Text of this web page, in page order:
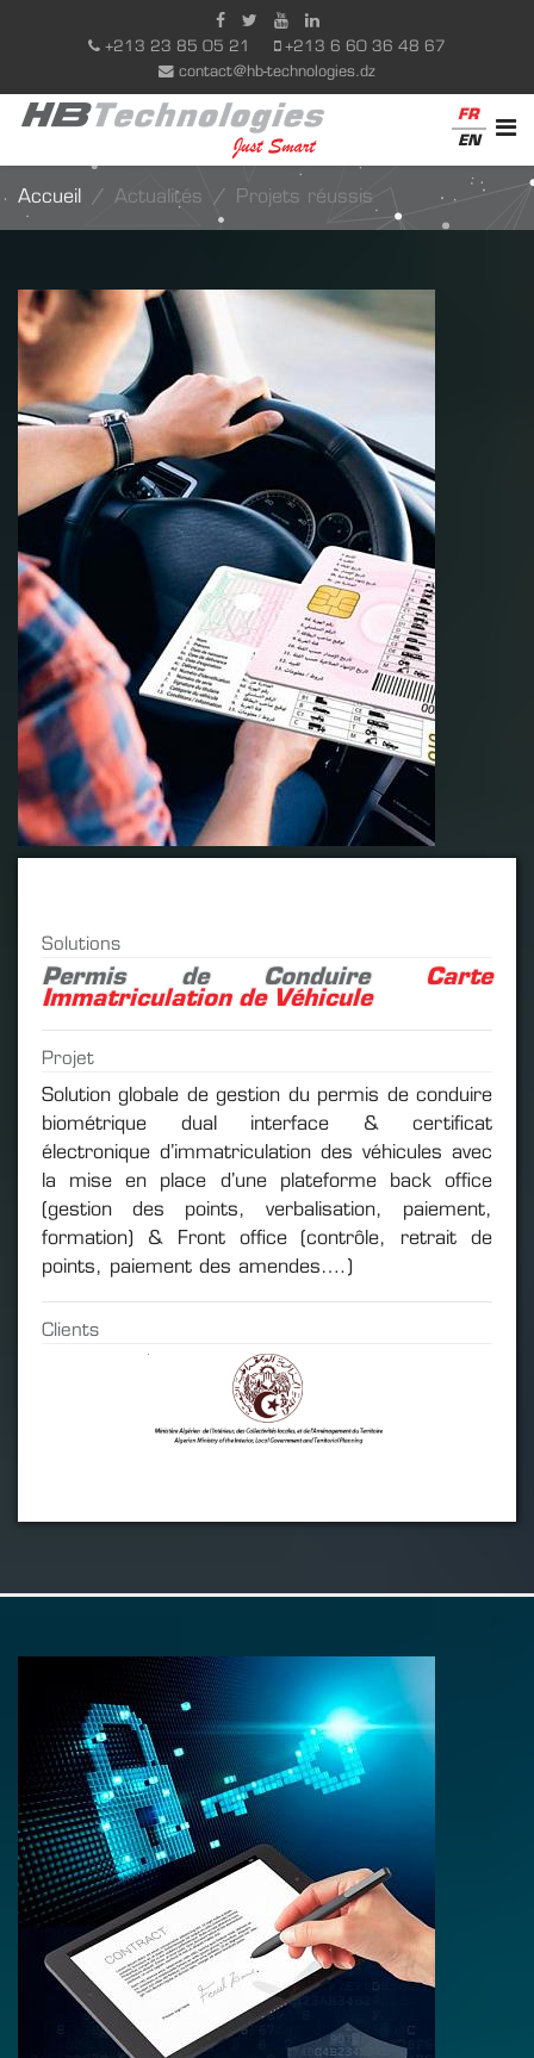
+213 23 85 05 21
+213 6 60 36 48 67
contact@hb-technologies.dz
FR
EN
Accueil Actualités Projets réussis
Solutions
Permis de Conduire Carte
Immatriculation de Véhicule
Projet
Solution globale de gestion du permis de conduire
biométrique dual interface & certificat
électronique d’immatriculation des véhicules avec
la mise en place d’une plateforme back office
(gestion des points, verbalisation, paiement,
formation) & Front office (contrôle, retrait de
points, paiement des amendes….)
Clients